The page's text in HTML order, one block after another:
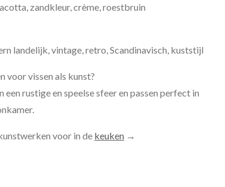
zandkleur, crème, roestbruin
landelijk, vintage, retro, Scandinavisch, kuststijl
voor vissen als kunst?
een rustige en speelse sfeer en passen perfect in
voor in de keuken →